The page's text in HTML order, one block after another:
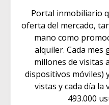
Portal inmobiliario
oferta del mercado,
mano como
alquiler. Cada mes
millones de visitas
dispositivos móviles)
vistas y cada día
493.000